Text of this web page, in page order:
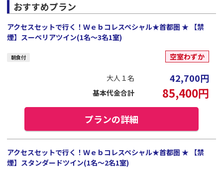
おすすめプラン
アクセスセットで行く！Ｗｅｂコレスペシャル★首都圏 ★ 【禁
煙】スーペリアツイン(1名～3名1室)
朝食付 空室わずか
大人１名 42,700円
基本代金合計 85,400円
プランの詳細
アクセスセットで行く！Ｗｅｂコレスペシャル★首都圏 ★ 【禁
煙】スタンダードツイン(1名～2名1室)